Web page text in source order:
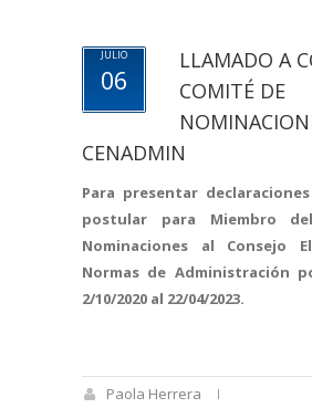
JULIO
06
LLAMADO A
COMITÉ DE
CENADMIN
Para presentar
postular para Miembro
Nominaciones al Consejo
Normas de Administración
2/10/2020 al 22/04/2023.
Paola Herrera